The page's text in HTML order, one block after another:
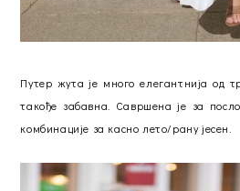
Путер жута је много елегантнија од
такође забавна. Савршена је за
комбинације за касно лето/рану јесен.